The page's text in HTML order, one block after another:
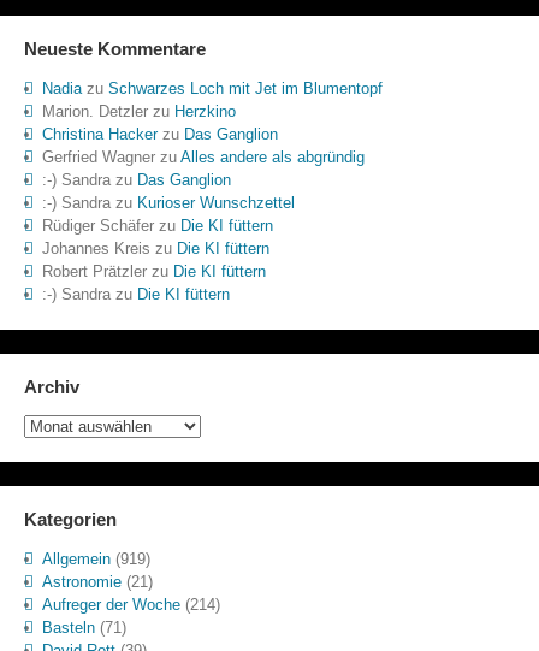
Neueste Kommentare
Nadiazu Schwarzes Loch mit Jet im Blumentopf
Marion. Detzlerzu Herzkino
Christina Hackerzu Das Ganglion
Gerfried Wagnerzu Alles andere als abgründig
:-) Sandrazu Das Ganglion
:-) Sandrazu Kurioser Wunschzettel
Rüdiger Schäferzu Die KI füttern
Johannes Kreis zu Die KI füttern
Robert Prätzlerzu Die KI füttern
:-) Sandrazu Die KI füttern
Archiv
Archiv
Kategorien
Allgemein(919)
Astronomie(21)
Aufreger der Woche(214)
Basteln(71)